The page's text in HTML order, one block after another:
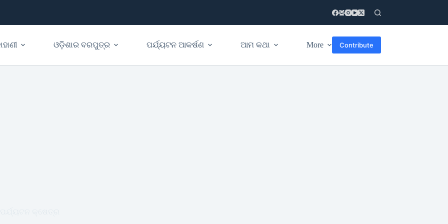
ଓଡ଼ିଶାର ବରପୁତ୍ର ପର୍ଯ୍ୟଟନ ଆକର୍ଷଣ ଆମ କଥା More Contribute